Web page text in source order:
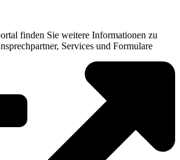
finden Sie weitere Informationen zu
Services und Formulare